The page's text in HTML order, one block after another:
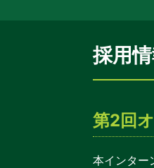
採用
第2回
本インター